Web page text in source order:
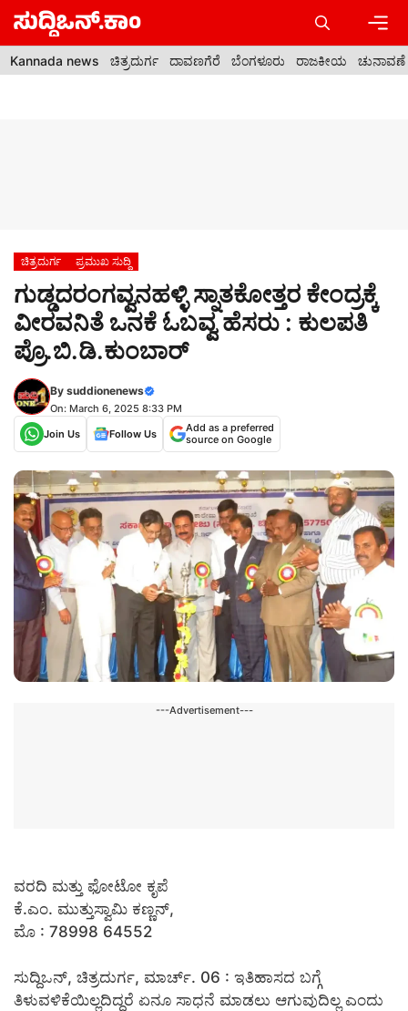
Skip
content
Kannada news ಚಿತ್ರದುರ್ಗ ದಾವಣಗೆರೆ ಬೆಂಗಳೂರು ರಾಜಕೀಯ ಚುನಾವಣೆ
ಚಿತ್ರದುರ್ಗ ಪ್ರಮುಖ ಸುದ್ದಿ
ಗುಡ್ಡದರಂಗವ್ವನಹಳ್ಳಿ ಸ್ನಾತಕೋತ್ತರ ಕೇಂದ್ರಕ್ಕೆ
ವೀರವನಿತೆ ಒನಕೆ ಓಬವ್ವ ಹೆಸರು : ಕುಲಪತಿ
ಪ್ರೊ.ಬಿ.ಡಿ.ಕುಂಬಾರ್
By suddionenews
On: March 6, 2025 8:33 PM
Join Us
Follow Us
Add as a preferred
source on Google
---Advertisement---
ವರದಿ ಮತ್ತು ಫೋಟೋ ಕೃಪೆ
ಕೆ.ಎಂ. ಮುತ್ತುಸ್ವಾಮಿ ಕಣ್ಣನ್,
ಮೊ : 78998 64552
ಸುದ್ದಿಒನ್, ಚಿತ್ರದುರ್ಗ, ಮಾರ್ಚ್. 06 : ಇತಿಹಾಸದ ಬಗ್ಗೆ
ತಿಳುವಳಿಕೆಯಿಲ್ಲದಿದ್ದರೆ ಏನೂ ಸಾಧನೆ ಮಾಡಲು ಆಗುವುದಿಲ್ಲ ಎಂದು